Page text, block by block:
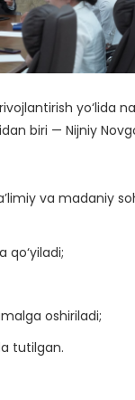
yo‘lida
biri — Nijniy
va madaniy
qo‘yiladi;
oshiriladi;
tutilgan.